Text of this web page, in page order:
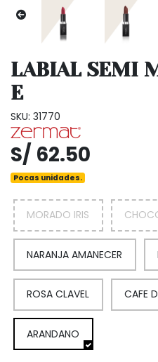
LABIAL SEMI
E
SKU: 31770
S/ 62.50
Pocas unidades.
MORADO IRIS
NARANJA AMANECER
ROSA CLAVEL CAFE
ARANDANO